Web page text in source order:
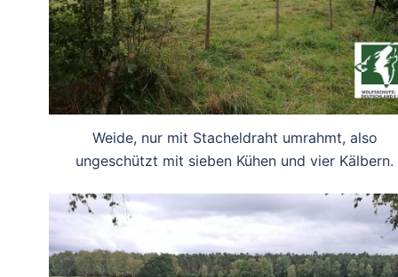
Weide, nur mit Stacheldraht umrahmt, also
ungeschützt mit sieben Kühen und vier Kälbern.